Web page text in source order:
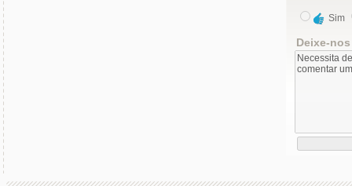
Sim
Deixe-